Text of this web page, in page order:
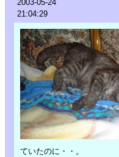
2003-05-24
21:04:29
ていたのに・・。